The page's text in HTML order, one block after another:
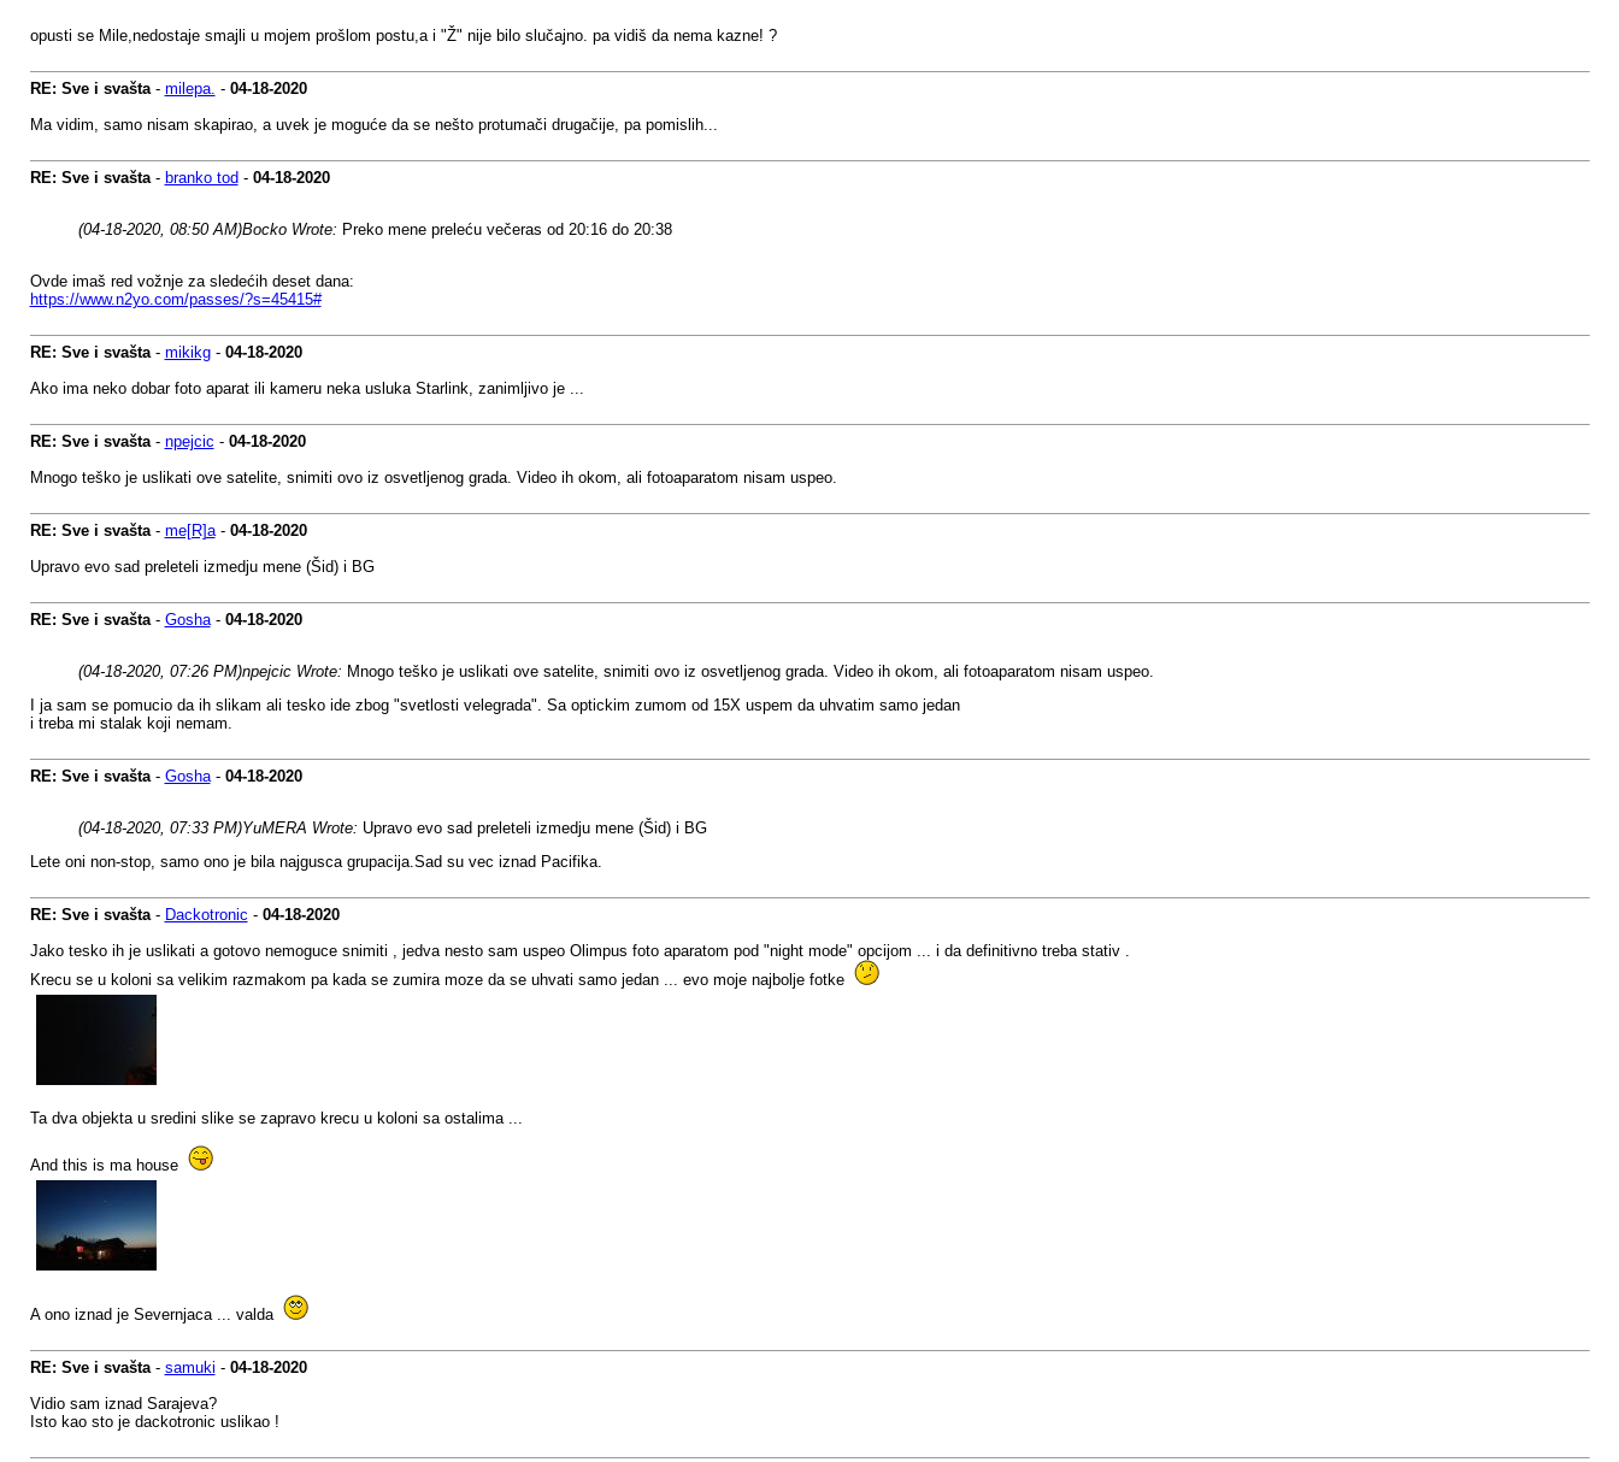
opusti se Mile,nedostaje smajli u mojem prošlom postu,a i "Ž" nije bilo slučajno. pa vidiš da nema kazne! ?
RE: Sve i svašta- milepa. - 04-18-2020
Ma vidim, samo nisam skapirao, a uvek je moguće da se nešto protumači drugačije, pa pomislih...
RE: Sve i svašta- branko tod - 04-18-2020
(04-18-2020, 08:50 AM)Bocko Wrote: Preko mene preleću večeras od 20:16 do 20:38
Ovde imaš red vožnje za sledećih deset dana:
https://www.n2yo.com/passes/?s=45415#
RE: Sve i svašta- mikikg- 04-18-2020
Ako ima neko dobar foto aparat ili kameru neka usluka Starlink, zanimljivo je ...
RE: Sve i svašta- npejcic - 04-18-2020
Mnogo teško je uslikati ove satelite, snimiti ovo iz osvetljenog grada. Video ih okom, ali fotoaparatom nisam uspeo.
RE: Sve i svašta- me[R]a- 04-18-2020
Upravo evo sad preleteli izmedju mene (Šid) i BG
RE: Sve i svašta- Gosha- 04-18-2020
(04-18-2020, 07:26 PM)npejcic Wrote: Mnogo teško je uslikati ove satelite, snimiti ovo iz osvetljenog grada. Video ih okom, ali fotoaparatom nisam uspeo.
I ja sam se pomucio da ih slikam ali tesko ide zbog "svetlosti velegrada". Sa optickim zumom od 15X uspem da uhvatim samo jedan
i treba mi stalak koji nemam.
RE: Sve i svašta- Gosha- 04-18-2020
(04-18-2020, 07:33 PM)YuMERA Wrote: Upravo evo sad preleteli izmedju mene (Šid) i BG
Lete oni non-stop, samo ono je bila najgusca grupacija.Sad su vec iznad Pacifika.
RE: Sve i svašta- Dackotronic - 04-18-2020
Jako tesko ih je uslikati a gotovo nemoguce snimiti , jedva nesto sam uspeo Olimpus foto aparatom pod "night mode" opcijom ... i da definitivno treba stativ .
Krecu se u koloni sa velikim razmakom pa kada se zumira moze da se uhvati samo jedan ... evo moje najbolje fotke
Ta dva objekta u sredini slike se zapravo krecu u koloni sa ostalima ...
And this is ma house
A ono iznad je Severnjaca ... valda
RE: Sve i svašta- samuki - 04-18-2020
Vidio sam iznad Sarajeva?
Isto kao sto je dackotronic uslikao !